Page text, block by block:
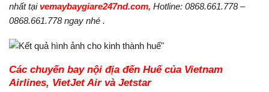
nhất tạivemaybaygiare247nd.com, Hotline: 0868.661.778 –
0868.661.778 ngay nhé .
Các chuyến bay nội địa đến Huế của Vietnam
Airlines, VietJet Air và Jetstar